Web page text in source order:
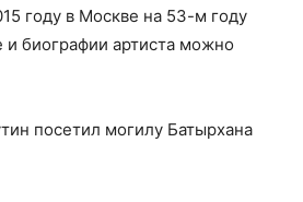
году в Москве на 53-м году
и биографии артиста можно
посетил могилу Батырхана